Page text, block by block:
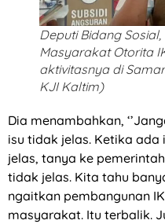
Deputi Bidang
Masyarakat Otorita
aktivitasnya di
KJI Kaltim)
Dia menambahkan,
isu tidak jelas. Ketika
jelas, tanya ke
tidak jelas. Kita tahu
ngaitkan pembangunan
masyarakat. Itu terbalik.